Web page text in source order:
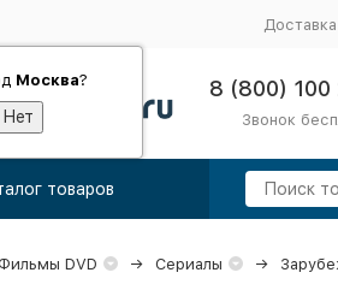
Москва?
Доставка
8 (800) 100
Звонок
товаров
DVD Сериалы